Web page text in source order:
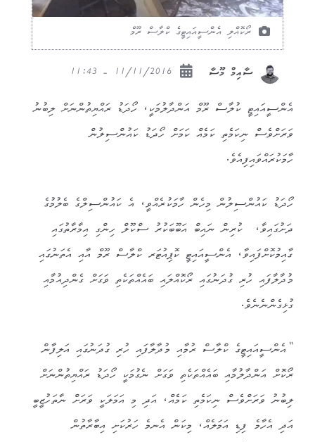
ރޯކޮއްލި އެންސީއައިޓީގެ ކްލާސް ރޫމް
ސާއިމް މޫސާ
އެންސީއައިޓީ ކުލާސް ރޫމް އަންދާލުމަކީ، ހޯދަޑު ރައްޔިތުންނަށް ލިބުނު
ވަރަށްވެސް ނިކަމެތި ކަމެއް ކަމަށް ހޯދަޑު ކައުންސިލުން
ހާމަކުރައްވައިފިއެވެ.
ހޯދަޑު ކައުންސިލުން މިހެން ހާމަކުރެއްވީ، އެ ކައުންސިލްގެ ބެލުމުގެ
ދަށުގައިވާ، ކުރިން ނައިބް އަބޫބަކުރު ސްކޫލް ހިންގި އިމާރާތުގައި
ގާއިމުކޮށްފައިވާ، އެންސީއައިޓީ ކޮޕިއުޓަރ ކްލާސް ރޫމް އާއި އެތަނުގައި
މުދާލާފައި ހުރި ގުދަނުގައި ރޯކޮއްލައި ބައެއްތަކެތި ވަގަށް ގެންދިއުމާއި
ގުޅިގެންނެނެވެ.
“އެންސީއައިޓީގެ ކްލާސް ރުމާއި މުދާލާފައި ހުރި ގުދަނުގައި އަލިފާން
ރޯކޮށް އަންދާލުމާއި ބައެއްތަކެތި ވަގަށް ނެގުމަކީ ހޯދަޑު ރައްޔިތުންނަށް
ލިބުނު ވަރަށްވެސް ނިކަމެތި ކަމެއް، އަދި މި އަމަލަކީ ވަރަށް ނާތަހުޒީބީ
އަދި އެހާމެ ފިޑި އަމަލެއް، މިކަން އެނމެ ހަރުކަށި އިބާރާތުން